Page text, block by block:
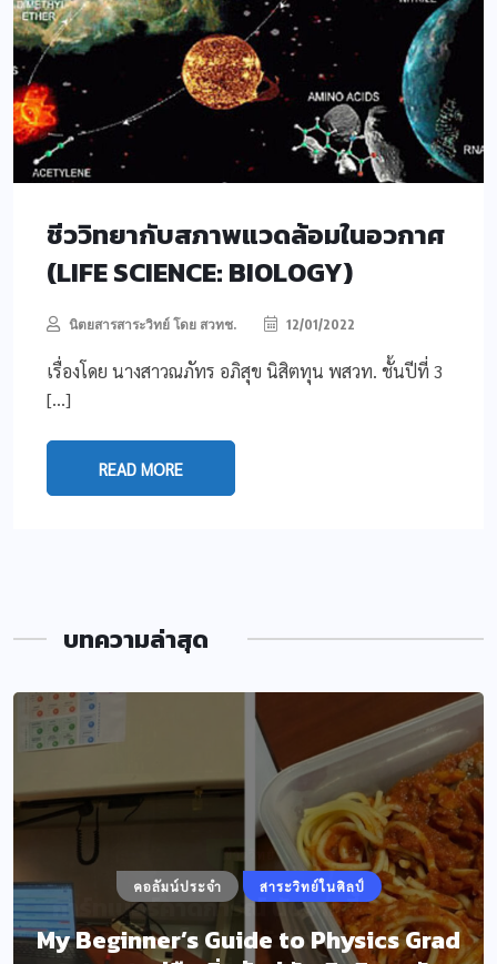
ชีววิทยากับสภาพแวดล้อมในอวกาศ
(LIFE SCIENCE: BIOLOGY)
นิตยสารสาระวิทย์ โดย สวทช. 12/01/2022
เรื่องโดย นางสาวณภัทร อภิสุข นิสิตทุน พสวท. ชั้นปีที่ 3
[…]
READ MORE
บทความล่าสุด
คอลัมน์ประจำ สาระวิทย์ในศิลป์
My Beginner’s Guide to Physics Grad